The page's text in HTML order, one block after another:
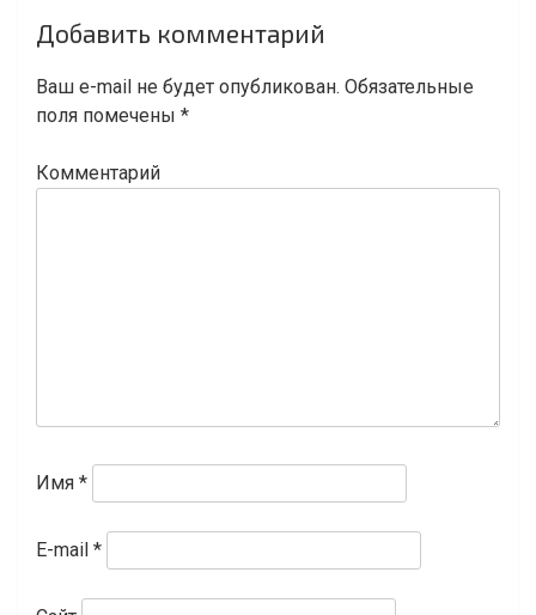
по
записям
Добавить комментарий
Ваш e-mail не будет опубликован. Обязательные
поля помечены *
Комментарий
Имя *
E-mail *